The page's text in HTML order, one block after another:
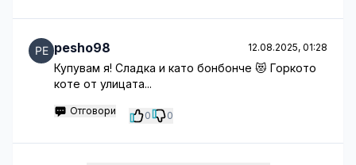
pesho98 12.08.2025, 01:28
Купувам я! Сладка и като бонбонче 😻 Горкото
коте от улицата...
Отговори 0 0